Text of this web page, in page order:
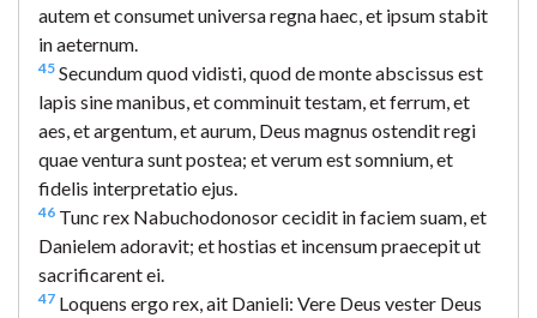
autem et consumet universa regna haec, et ipsum stabit
in aeternum.
45 Secundum quod vidisti, quod de monte abscissus est
lapis sine manibus, et comminuit testam, et ferrum, et
aes, et argentum, et aurum, Deus magnus ostendit regi
quae ventura sunt postea; et verum est somnium, et
fidelis interpretatio ejus.
46 Tunc rex Nabuchodonosor cecidit in faciem suam, et
Danielem adoravit; et hostias et incensum praecepit ut
sacrificarent ei.
47 Loquens ergo rex, ait Danieli: Vere Deus vester Deus